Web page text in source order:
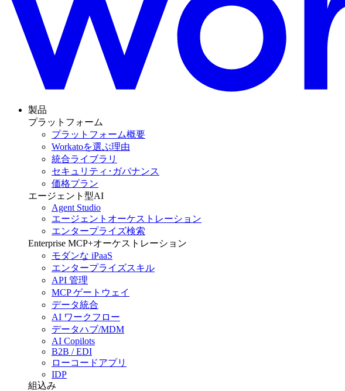
製品
プラットフォーム
プラットフォーム概要
Workatoを選ぶ理由
統合ライブラリ
セキュリティ･ガバナンス
価格プラン
エージェント型AI
Agent Studio
エージェントオーケストレーション
エンタープライズ検索
Enterprise MCP+オーケストレーション
モダンな iPaaS
エンタープライズスキル
API 管理
MCP ゲートウェイ
データ統合
AI ワークフロー
データハブ/MDM
AI Copilots
B2B / EDI
ローコードアプリ
IDP
組込み